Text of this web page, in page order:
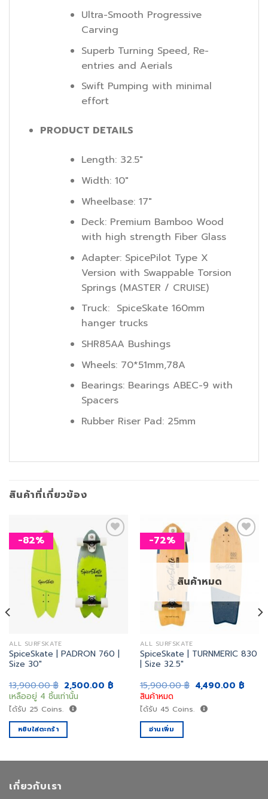
Ultra-Smooth Progressive
Carving
Superb Turning Speed, Re-
entries and Aerials
Swift Pumping with minimal
effort
PRODUCT DETAILS
Length: 32.5″
Width: 10″
Wheelbase: 17″
Deck: Premium Bamboo Wood
with high strength Fiber Glass
Adapter: SpicePilot Type X
Version with Swappable Torsion
Springs (MASTER / CRUISE)
Truck: SpiceSkate 160mm
hanger trucks
SHR85AA Bushings
Wheels: 70*51mm,78A
Bearings: Bearings ABEC-9 with
Spacers
Rubber Riser Pad: 25mm
สินค้าที่เกี่ยวข้อง
-82%
เพิ่ม
สิ่งที่
อยาก
ALL SURFSKATE
SpiceSkate | PADRON 760 |
Size 30″
13,900.00฿ Original
price
was:
13,900.00 ฿.
2,500.00 ฿Current
2,500.00 ฿.
เหลืออยู่ 4 ชิ้นเท่านั้น
ได้รับ 25 Coins.
หยิบใส่ตะกร้า
-72%
เพิ่ม
สินค้าหมด
ALL SURFSKATE
SpiceSkate | TURNMERIC 830
| Size 32.5″
15,900.00฿ Original
price
15,900.00 ฿.
4,490.00 ฿
สินค้าหมด
ได้รับ 45 Coins.
อ่านเพิ่ม
฿.
เกี่ยวกับเรา